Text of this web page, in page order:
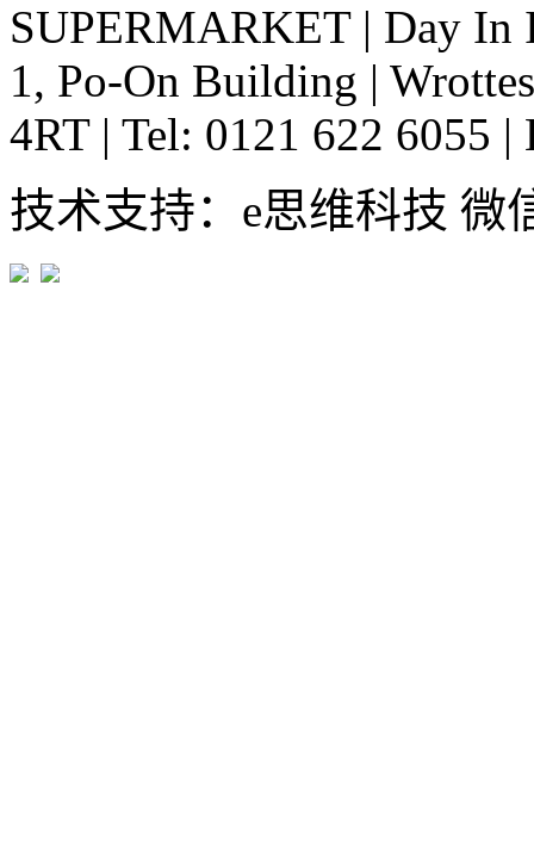
SUPERMARKET | Day In
1, Po-On Building |
4RT | Tel: 0121 622 6055 |
技术支持：e思维科技 微